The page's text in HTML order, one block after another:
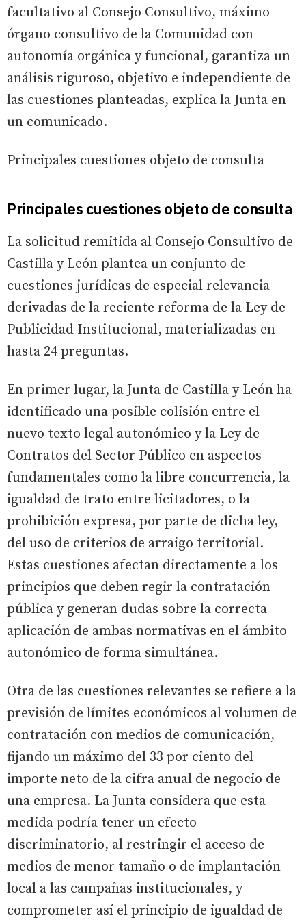
facultativo al Consejo Consultivo, máximo
órgano consultivo de la Comunidad con
autonomía orgánica y funcional, garantiza un
análisis riguroso, objetivo e independiente de
las cuestiones planteadas, explica la Junta en
un comunicado.
Principales cuestiones objeto de consulta
Principales cuestiones objeto de consulta
La solicitud remitida al Consejo Consultivo de
Castilla y León plantea un conjunto de
cuestiones jurídicas de especial relevancia
derivadas de la reciente reforma de la Ley de
Publicidad Institucional, materializadas en
hasta 24 preguntas.
En primer lugar, la Junta de Castilla y León ha
identificado una posible colisión entre el
nuevo texto legal autonómico y la Ley de
Contratos del Sector Público en aspectos
fundamentales como la libre concurrencia, la
igualdad de trato entre licitadores, o la
prohibición expresa, por parte de dicha ley,
del uso de criterios de arraigo territorial.
Estas cuestiones afectan directamente a los
principios que deben regir la contratación
pública y generan dudas sobre la correcta
aplicación de ambas normativas en el ámbito
autonómico de forma simultánea.
Otra de las cuestiones relevantes se refiere a la
previsión de límites económicos al volumen de
contratación con medios de comunicación,
fijando un máximo del 33 por ciento del
importe neto de la cifra anual de negocio de
una empresa. La Junta considera que esta
medida podría tener un efecto
discriminatorio, al restringir el acceso de
medios de menor tamaño o de implantación
local a las campañas institucionales, y
comprometer así el principio de igualdad de